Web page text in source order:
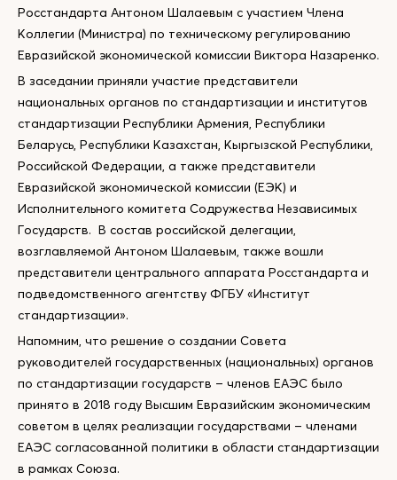
Росстандарта Антоном Шалаевым с участием Члена
Коллегии (Министра) по техническому регулированию
Евразийской экономической комиссии Виктора Назаренко.
В заседании приняли участие представители
национальных органов по стандартизации и институтов
стандартизации Республики Армения, Республики
Беларусь, Республики Казахстан, Кыргызской Республики,
Российской Федерации, а также представители
Евразийской экономической комиссии (ЕЭК) и
Исполнительного комитета Содружества Независимых
Государств. В состав российской делегации,
возглавляемой Антоном Шалаевым, также вошли
представители центрального аппарата Росстандарта и
подведомственного агентству ФГБУ «Институт
стандартизации».
Напомним, что решение о создании Совета
руководителей государственных (национальных) органов
по стандартизации государств – членов ЕАЭС было
принято в 2018 году Высшим Евразийским экономическим
советом в целях реализации государствами – членами
ЕАЭС согласованной политики в области стандартизации
в рамках Союза.